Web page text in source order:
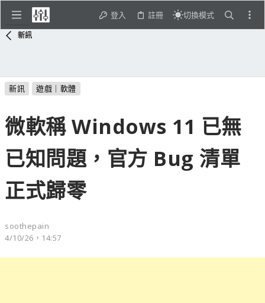
登入 註冊 切換模式
新訊
新訊 遊戲｜軟體
微軟稱 Windows 11 已無
已知問題，官方 Bug 清單
正式歸零
soothepain
4/10/26，14:57